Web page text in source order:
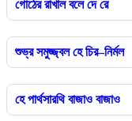
গোঠের রাখাল বলে দে রে
শুভ্র সমুজ্জ্বল হে চির–নির্মল
হে পার্থসারথি বাজাও বাজাও